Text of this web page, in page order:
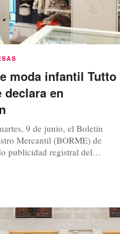
moda infantil Tutto
declara en
9 de junio, el Boletín
Mercantil (BORME) de
publicidad registral del
en fase de liquidación,
por declararse a la
se venían...